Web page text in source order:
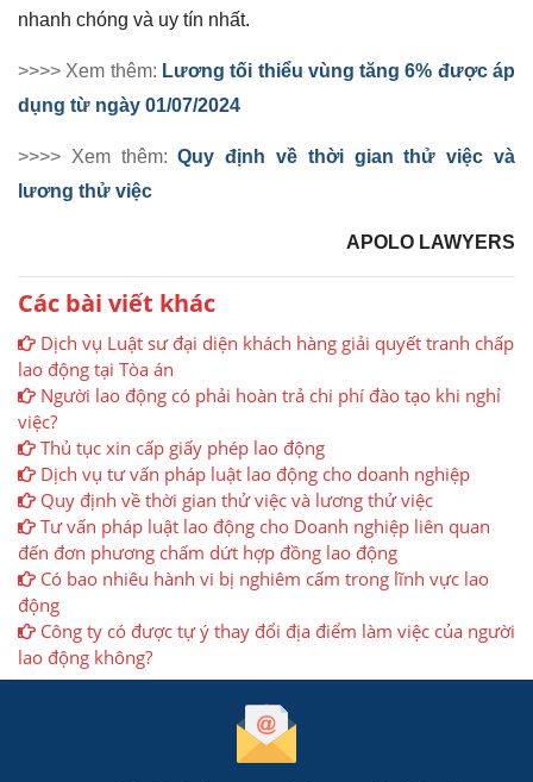
nhanh chóng và uy tín nhất.
>>>> Xem thêm: Lương tối thiểu vùng tăng 6% được áp
dụng từ ngày 01/07/2024
>>>> Xem thêm: Quy định về thời gian thử việc và
lương thử việc
APOLO LAWYERS
Các bài viết khác
Dịch vụ Luật sư đại diện khách hàng giải quyết tranh chấp
lao động tại Tòa án
Người lao động có phải hoàn trả chi phí đào tạo khi nghỉ
việc?
Thủ tục xin cấp giấy phép lao động
Dịch vụ tư vấn pháp luật lao động cho doanh nghiệp
Quy định về thời gian thử việc và lương thử việc
Tư vấn pháp luật lao động cho Doanh nghiệp liên quan
đến đơn phương chấm dứt hợp đồng lao động
Có bao nhiêu hành vi bị nghiêm cấm trong lĩnh vực lao
động
Công ty có được tự ý thay đổi địa điểm làm việc của người
lao động không?